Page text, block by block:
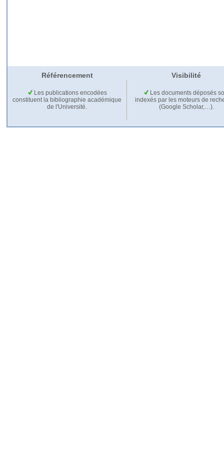
Référencement Visibilité
Les publications encodées
constituent la bibliographie académique
de l'Université.
Les documents déposés
indexés par les moteurs de
(Google Scholar,…).